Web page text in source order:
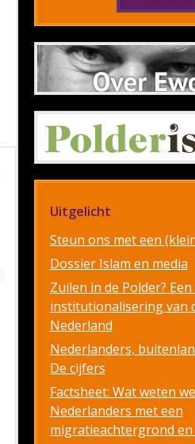
Uitgelicht
Steun ons met een
Dossier Islam en media
Zuilen in de Polder?
institutionalisering van
Nederland
Nederlanders,
De cijfers
Factsheet: Wat weten
Nederlanders met een
migratieachtergrond